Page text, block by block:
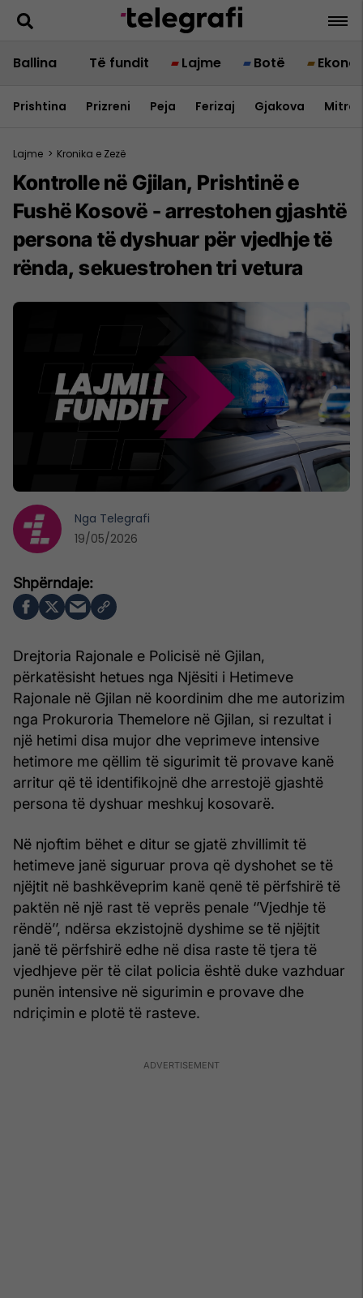
Ballina Të fundit Lajme Botë
Prishtina Prizreni Peja Ferizaj Gjakova
Lajme > Kronika e Zezë
Kontrolle në Gjilan, Prishtinë e
Fushë Kosovë - arrestohen gjashtë
persona të dyshuar për vjedhje të
rënda, sekuestrohen tri vetura
Drejtoria Rajonale e Policisë në Gjilan,
përkatësisht hetues nga Njësiti i Hetimeve
Rajonale në Gjilan në koordinim dhe me autorizim
nga Prokuroria Themelore në Gjilan, si rezultat i
një hetimi disa mujor dhe veprimeve intensive
hetimore me qëllim të sigurimit të provave kanë
arritur që të identifikojnë dhe arrestojë gjashtë
persona të dyshuar meshkuj kosovarë.
Në njoftim bëhet e ditur se gjatë zhvillimit të
hetimeve janë siguruar prova që dyshohet se të
njëjtit në bashkëveprim kanë qenë të përfshirë të
paktën në një rast të veprës penale ‘’Vjedhje të
rëndë’’, ndërsa ekzistojnë dyshime se të njëjtit
janë të përfshirë edhe në disa raste të tjera të
vjedhjeve për të cilat policia është duke vazhduar
punën intensive në sigurimin e provave dhe
ndriçimin e plotë të rasteve.
Nga Telegrafi
19/05/2026